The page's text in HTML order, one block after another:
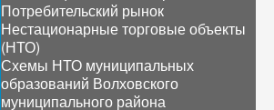
Потребительский рынок
Нестационарные торговые объекты
(НТО)
Схемы НТО муниципальных
образований Волховского
муниципального района